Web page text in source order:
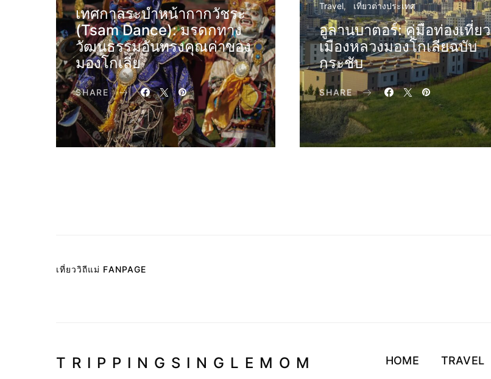
เทศกาลระบำหน้ากากวัชระ
(Tsam Dance): มรดกทาง
วัฒนธรรมอันทรงคุณค่าของ
มองโกเลีย
SHARE
Travel เที่ยวต่างประเทศ
อูลานบาตอร์: คู่มือท่องเที่ยว
เมืองหลวงมองโกเลียฉบับ
กระชับ
SHARE
เที่ยววิถีแม่ FANPAGE
TRIPPINGSINGLEMOM HOME TRAVEL